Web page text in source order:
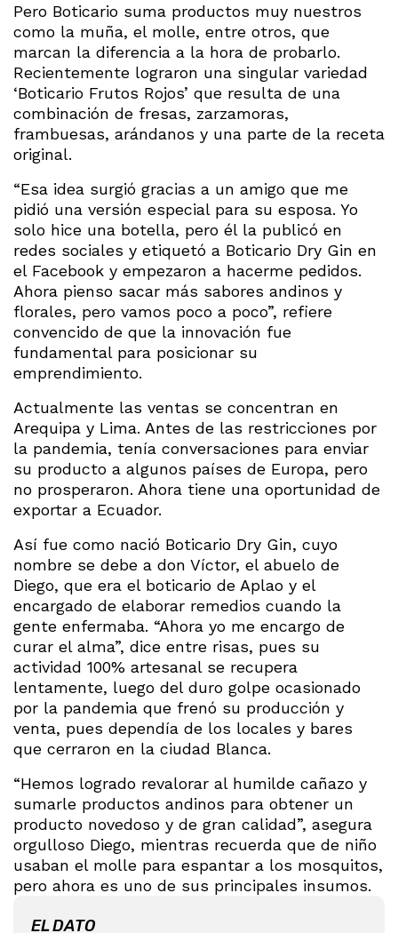
Pero Boticario suma productos muy nuestros
como la muña, el molle, entre otros, que
marcan la diferencia a la hora de probarlo.
Recientemente lograron una singular variedad
‘Boticario Frutos Rojos’ que resulta de una
combinación de fresas, zarzamoras,
frambuesas, arándanos y una parte de la receta
original.
“Esa idea surgió gracias a un amigo que me
pidió una versión especial para su esposa. Yo
solo hice una botella, pero él la publicó en
redes sociales y etiquetó a Boticario Dry Gin en
el Facebook y empezaron a hacerme pedidos.
Ahora pienso sacar más sabores andinos y
florales, pero vamos poco a poco”, refiere
convencido de que la innovación fue
fundamental para posicionar su
emprendimiento.
Actualmente las ventas se concentran en
Arequipa y Lima. Antes de las restricciones por
la pandemia, tenía conversaciones para enviar
su producto a algunos países de Europa, pero
no prosperaron. Ahora tiene una oportunidad de
exportar a Ecuador.
Así fue como nació Boticario Dry Gin, cuyo
nombre se debe a don Víctor, el abuelo de
Diego, que era el boticario de Aplao y el
encargado de elaborar remedios cuando la
gente enfermaba. “Ahora yo me encargo de
curar el alma”, dice entre risas, pues su
actividad 100% artesanal se recupera
lentamente, luego del duro golpe ocasionado
por la pandemia que frenó su producción y
venta, pues dependía de los locales y bares
que cerraron en la ciudad Blanca.
“Hemos logrado revalorar al humilde cañazo y
sumarle productos andinos para obtener un
producto novedoso y de gran calidad”, asegura
orgulloso Diego, mientras recuerda que de niño
usaban el molle para espantar a los mosquitos,
pero ahora es uno de sus principales insumos.
EL DATO